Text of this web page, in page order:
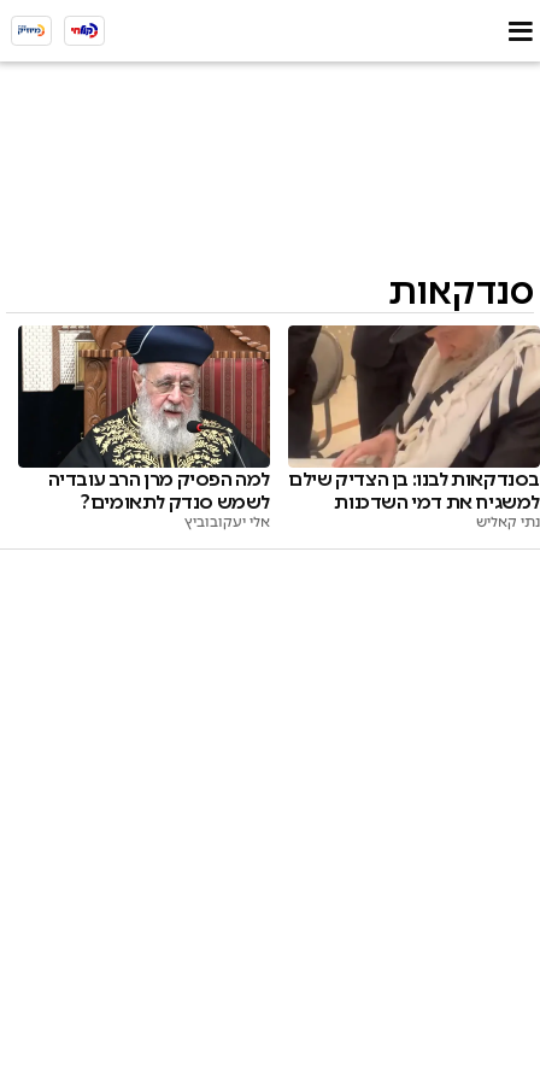
סנדקאות
בסנדקאות לבנו: בן הצדיק שילם
למשגיח את דמי השדכנות
נתי קאליש
למה הפסיק מרן הרב עובדיה
לשמש סנדק לתאומים?
אלי יעקובוביץ